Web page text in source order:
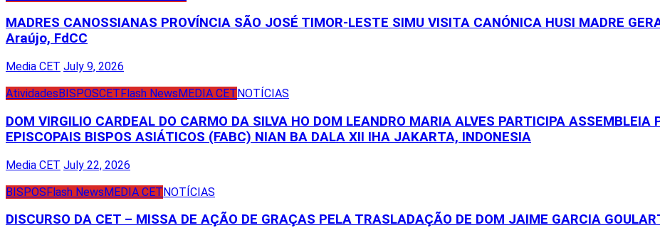
MADRES CANOSSIANAS PROVÍNCIA SÃO JOSÉ TIMOR-LESTE SIMU VISITA CANÓNICA HUSI MADRE
Araújo, FdCC
Media CET July 9, 2026
AtividadesBISPOSCETFlash NewsMEDIA CETNOTÍCIAS
DOM VIRGILIO CARDEAL DO CARMO DA SILVA HO DOM LEANDRO MARIA ALVES PARTICIPA ASSEMBLEIA
EPISCOPAIS BISPOS ASIÁTICOS (FABC) NIAN BA DALA XII IHA JAKARTA, INDONESIA
Media CET July 22, 2026
BISPOSFlash NewsMEDIA CETNOTÍCIAS
DISCURSO DA CET – MISSA DE AÇÃO DE GRAÇAS PELA TRASLADAÇÃO DE DOM JAIME GARCIA